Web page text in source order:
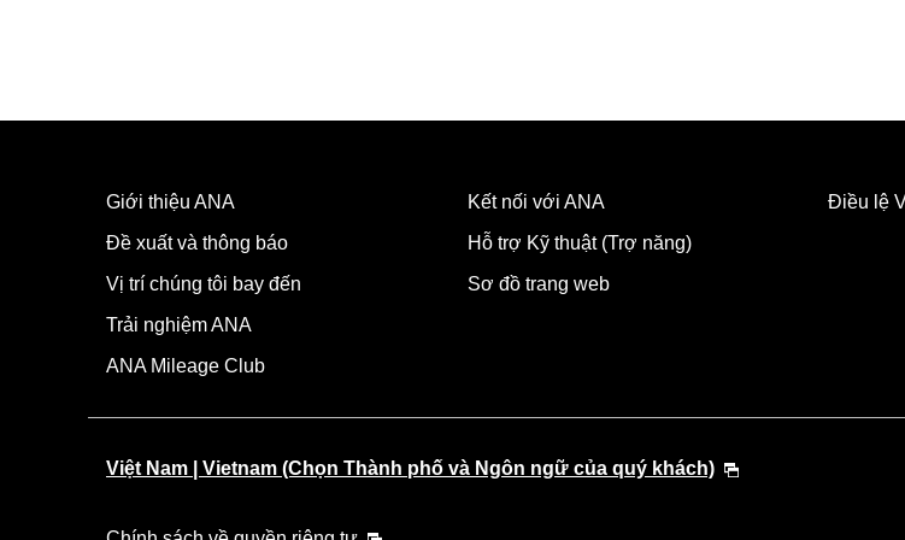
Giới thiệu ANA
Đề xuất và thông báo
Vị trí chúng tôi bay đến
Trải nghiệm ANA
ANA Mileage Club
Kết nối với ANA
Hỗ trợ Kỹ thuật (Trợ năng)
Sơ đồ trang web
Điều lệ
Việt Nam | Vietnam (Chọn Thành phố và Ngôn ngữ của quý khách)